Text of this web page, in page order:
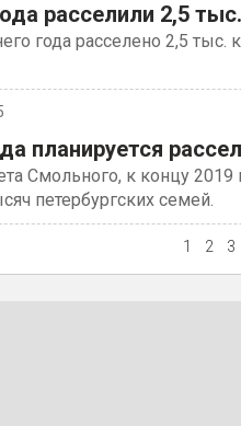
расселили 2,5
года расселено 2,5
планируется
Смольного, к концу 2019
петербургских семей.
1 2 3